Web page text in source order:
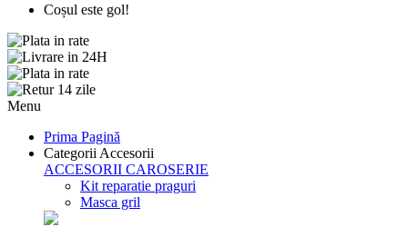
Coșul este gol!
Menu
Prima Pagină
Categorii Accesorii
ACCESORII CAROSERIE
Kit reparatie praguri
Masca gril